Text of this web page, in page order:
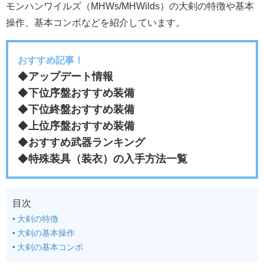
モンハンワイルズ（MHWs/MHWilds）の大剣の特徴や基本
操作、基本コンボなどを紹介しています。
おすすめ記事！
◆アップデート情報
◆下位序盤おすすめ装備
◆下位終盤おすすめ装備
◆ 上位序盤おすすめ装備
◆おすすめ武器ランキング
◆特殊装具（装衣）の入手方法一覧
目次
大剣の特徴
大剣の基本操作
大剣の基本コンボ